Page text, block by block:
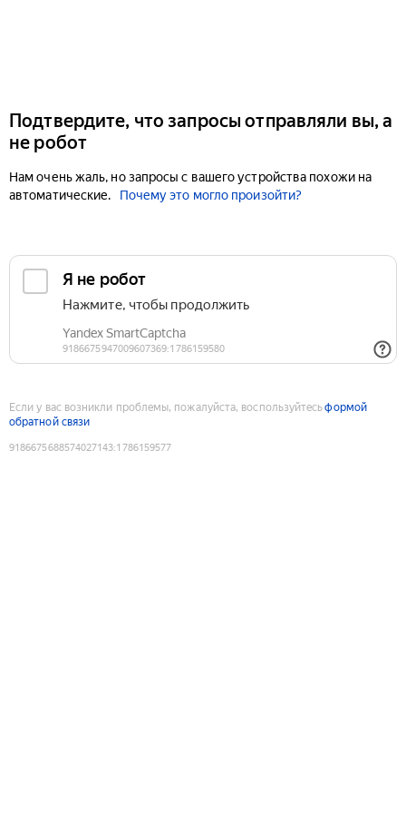
Подтвердите, что запросы отправляли вы, а
не робот
Нам очень жаль, но запросы с вашего устройства похожи на
автоматические.
Почему это могло произойти?
Если у вас возникли проблемы, пожалуйста, воспользуйтесьформой
обратной связи
9186675688574027143:1786159577